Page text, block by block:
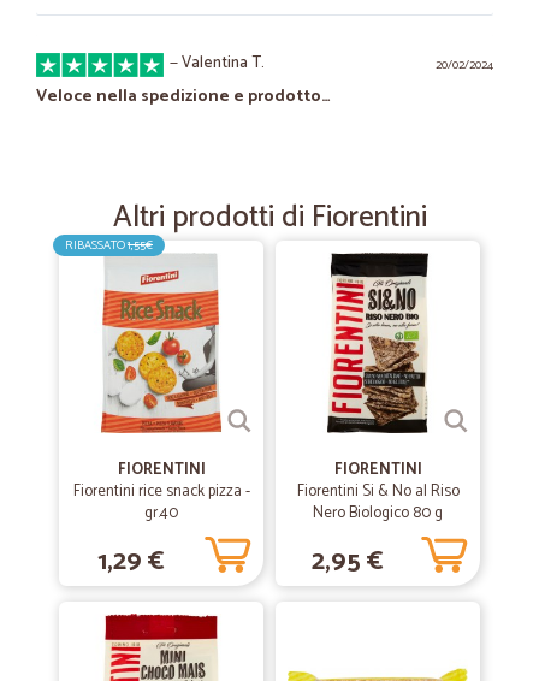
20/02/2024
—Valentina T.
Veloce nella spedizione e prodotto…
—Roberto S.
è la prima volta che acquisto ed è stato tutto ok,prezzo molto
concorrenziale,spedizione veloce
06/10/2022
—Fabio C.
Bref multiuso
Spedizione veloce , packing ok , prodotto eccellente per le pulizie ,
rapporto qualita' prezzo ok , consiglio l'acquisto
26/10/2020
Ugo S.
Una sola pecca un barattolo di salsa…
Una sola pecca un barattolo di salsa Dip Mild da 315g era rotto con
tutta la salsa rovesciata all'interno.
Altri prodotti di Fiorentini
RIBASSATO1,55€
FIORENTINI
Fiorentini rice snack pizza -
gr.40
1,29 €
FIORENTINI
Fiorentini Si & No al Riso
Nero Biologico 80 g
2,95 €